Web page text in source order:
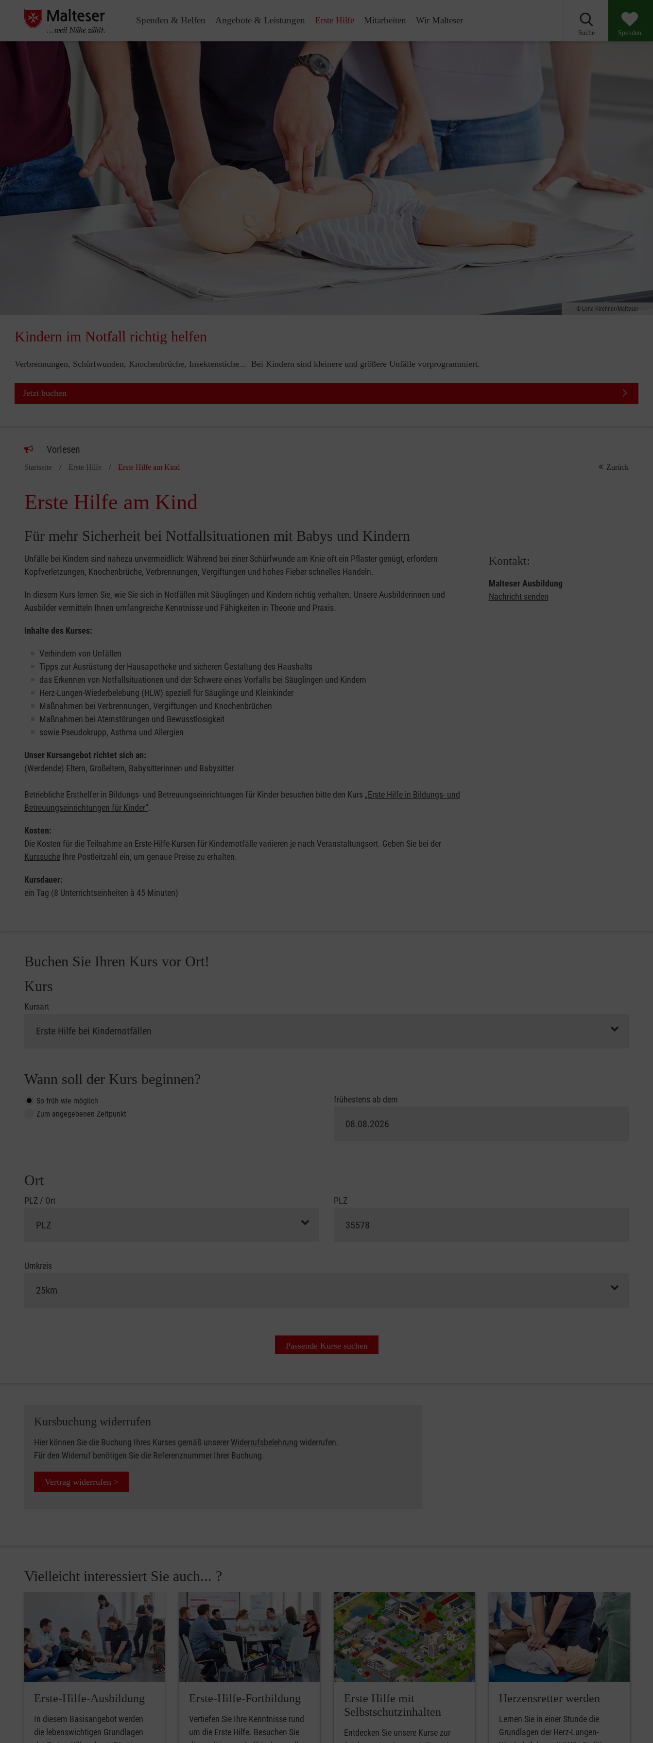
Spenden & Helfen Angebote & Leistungen Erste Hilfe Mitarbeiten Wir Malteser
Suche Spenden
Lena Kirchner/Malteser
Kindern im Notfall richtig helfen
Verbrennungen, Schürfwunden, Knochenbrüche, Insektenstiche... Bei Kindern sind kleinere und größere Unfälle vorprogrammiert.
Jetzt buchen
Vorlesen
Startseite Erste Hilfe Erste Hilfe am Kind Zurück
Erste Hilfe am Kind
Für mehr Sicherheit bei Notfallsituationen mit Babys und Kindern
Unfälle bei Kindern sind nahezu unvermeidlich: Während bei einer Schürfwunde am Knie oft ein Pflaster genügt, erfordern
Kopfverletzungen, Knochenbrüche, Verbrennungen, Vergiftungen und hohes Fieber schnelles Handeln.
In diesem Kurs lernen Sie, wie Sie sich in Notfällen mit Säuglingen und Kindern richtig verhalten. Unsere Ausbilderinnen und
Ausbilder vermitteln Ihnen umfangreiche Kenntnisse und Fähigkeiten in Theorie und Praxis.
Inhalte des Kurses:
Verhindern von Unfällen
Tipps zur Ausrüstung der Hausapotheke und sicheren Gestaltung des Haushalts
das Erkennen von Notfallsituationen und der Schwere eines Vorfalls bei Säuglingen und Kindern
Herz-Lungen-Wiederbelebung (HLW) speziell für Säuglinge und Kleinkinder
Maßnahmen bei Verbrennungen, Vergiftungen und Knochenbrüchen
Maßnahmen bei Atemstörungen und Bewusstlosigkeit
sowie Pseudokrupp, Asthma und Allergien
Unser Kursangebot richtet sich an:
(Werdende) Eltern, Großeltern, Babysitterinnen und Babysitter
Betriebliche Ersthelfer in Bildungs- und Betreuungseinrichtungen für Kinder besuchen bitte den Kurs „Erste Hilfe in Bildungs- und
Betreuungseinrichtungen für Kinder“.
Kosten:
Die Kosten für die Teilnahme an Erste-Hilfe-Kursen für Kindernotfälle variieren je nach Veranstaltungsort. Geben Sie bei der
Kurssuche Ihre Postleitzahl ein, um genaue Preise zu erhalten.
Kursdauer:
ein Tag (8 Unterrichtseinheiten à 45 Minuten)
Kontakt:
Malteser Ausbildung
Nachricht senden
Buchen Sie Ihren Kurs vor Ort!
Kurs
Kursart
Wann soll der Kurs beginnen?
So früh wie möglich
Zum angegebenen Zeitpunkt
frühestens ab dem
Ort
PLZ / Ort PLZ
Umkreis
Passende Kurse suchen
Kursbuchung widerrufen
Hier können Sie die Buchung Ihres Kurses gemäß unserer Widerrufsbelehrung widerrufen.
Für den Widerruf benötigen Sie die Referenznummer Ihrer Buchung.
Vertrag widerrufen >
Vielleicht interessiert Sie auch... ?
Erste-Hilfe-Ausbildung
In diesem Basisangebot werden
die lebenswichtigen Grundlagen
Erste-Hilfe-Fortbildung
Vertiefen Sie Ihre Kenntnisse rund
um die Erste Hilfe. Besuchen Sie
Erste Hilfe mit
Selbstschutzinhalten
Entdecken Sie unsere Kurse zur
Herzensretter werden
Lernen Sie in einer Stunde die
Grundlagen der Herz-Lungen-